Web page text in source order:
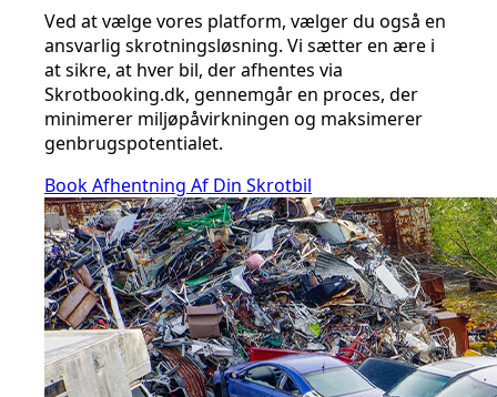
Ved at vælge vores platform, vælger du også en
ansvarlig skrotningsløsning. Vi sætter en ære i
at sikre, at hver bil, der afhentes via
Skrotbooking.dk, gennemgår en proces, der
minimerer miljøpåvirkningen og maksimerer
genbrugspotentialet.
Book Afhentning Af Din Skrotbil